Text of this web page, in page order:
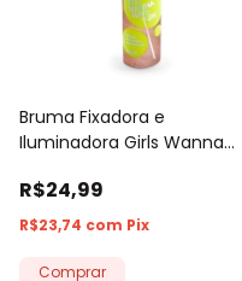
Bruma Fixadora e
Iluminadora Girls Wanna
R$24,99
R$23,74 com Pix